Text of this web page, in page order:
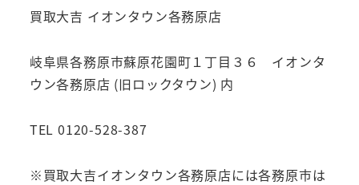
買取大吉 イオンタウン各務原店
岐阜県各務原市蘇原花園町１丁目３６ イオンタ
ウン各務原店 (旧ロックタウン) 内
TEL 0120-528-387
※買取大吉イオンタウン各務原店には各務原市は